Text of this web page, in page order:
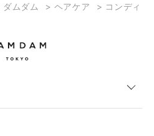
ダムダム > ヘアケア > コンディ